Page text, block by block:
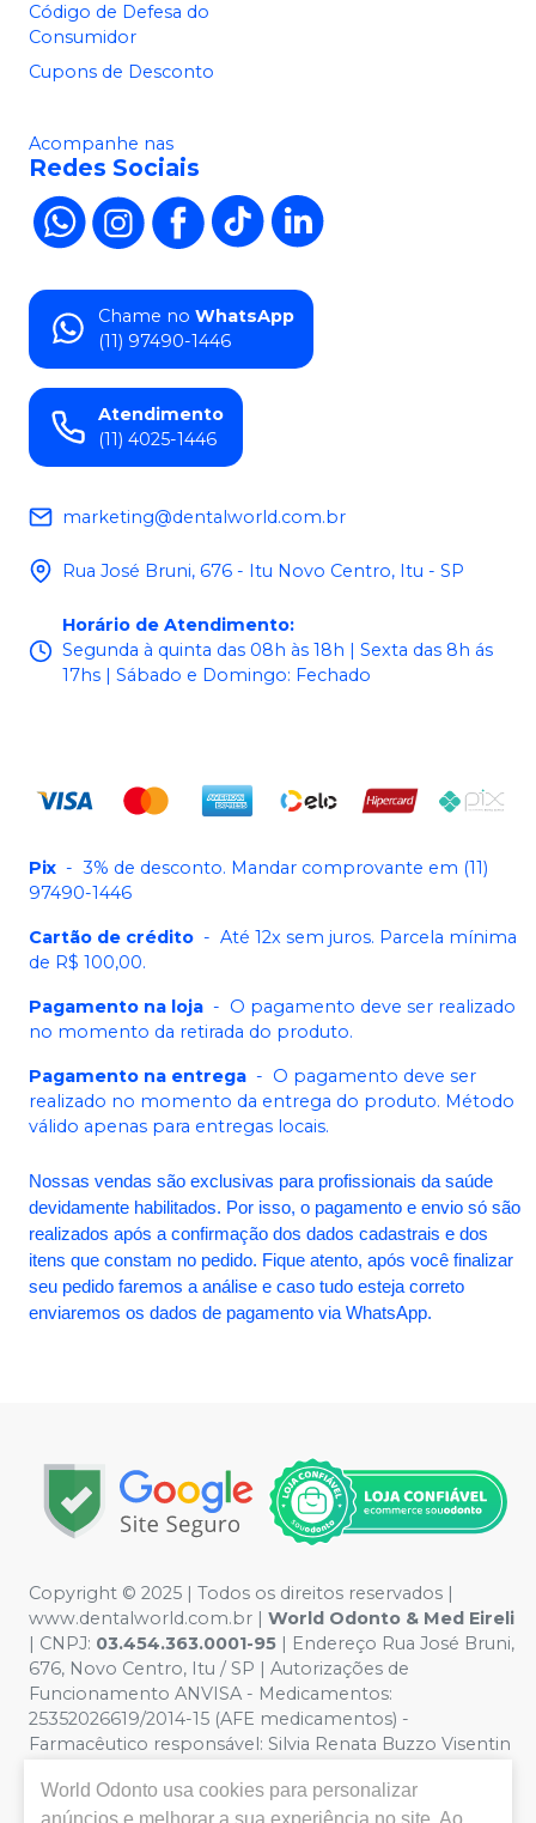
Código de Defesa do
Consumidor
Cupons de Desconto
Acompanhe nas
Redes Sociais
Chame no WhatsApp
(11) 97490-1446
Atendimento
(11) 4025-1446
marketing@dentalworld.com.br
Rua José Bruni, 676 - Itu Novo Centro, Itu - SP
Horário de Atendimento:
Segunda à quinta das 08h às 18h | Sexta das 8h ás
17hs | Sábado e Domingo: Fechado
Pix - 3% de desconto. Mandar comprovante em (11)
97490-1446
Cartão de crédito - Até 12x sem juros. Parcela mínima
de R$ 100,00.
Pagamento na loja - O pagamento deve ser realizado
no momento da retirada do produto.
Pagamento na entrega - O pagamento deve ser
realizado no momento da entrega do produto. Método
válido apenas para entregas locais.
Nossas vendas são exclusivas para profissionais da saúde
devidamente habilitados. Por isso, o pagamento e envio só são
realizados após a confirmação dos dados cadastrais e dos
itens que constam no pedido. Fique atento, após você finalizar
seu pedido faremos a análise e caso tudo esteja correto
enviaremos os dados de pagamento via WhatsApp.
Copyright © 2025 | Todos os direitos reservados |
www.dentalworld.com.br | World Odonto & Med Eireli
| CNPJ: 03.454.363.0001-95 | Endereço Rua José Bruni,
676, Novo Centro, Itu / SP | Autorizações de
Funcionamento ANVISA - Medicamentos:
25352026619/2014-15 (AFE medicamentos) -
Farmacêutico responsável: Silvia Renata Buzzo Visentin
Segurança - Fotos meramente ilustrativas - Os preços e
World Odonto usa cookies para personalizar
anúncios e melhorar a sua experiência no site. Ao